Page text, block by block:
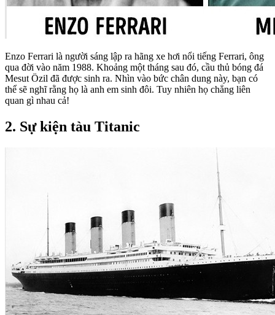
Enzo Ferrari là người sáng lập ra hãng xe hơi nổi tiếng Ferrari, ông
qua đời vào năm 1988. Khoảng một tháng sau đó, cầu thủ bóng đá
Mesut Özil đã được sinh ra. Nhìn vào bức chân dung này, bạn có
thể sẽ nghĩ rằng họ là anh em sinh đôi. Tuy nhiên họ chẳng liên
quan gì nhau cả!
2. Sự kiện tàu Titanic